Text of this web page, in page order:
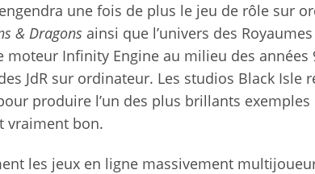
engendra une fois de plus le jeu de rôle sur
& Dragons ainsi que l’univers des
moteur Infinity Engine au milieu des années
JdR sur ordinateur. Les studios Black Isle
produire l’un des plus brillants exemples
vraiment bon.
les jeux en ligne massivement